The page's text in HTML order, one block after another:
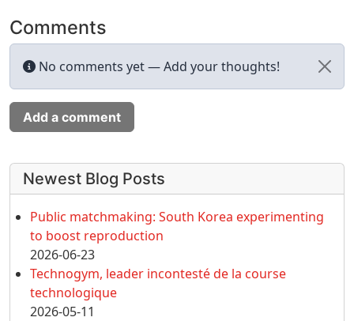
Comments
No comments yet — Add your thoughts!
Add a comment
More content and functionality (left
Newest Blog Posts
Public matchmaking: South Korea experimenting
to boost reproduction
2026-06-23
Technogym, leader incontesté de la course
technologique
2026-05-11